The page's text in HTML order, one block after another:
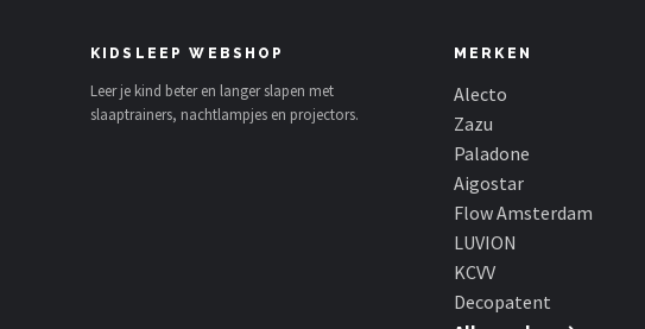
Paladone
Aigostar
KIDSLEEP WEBSHOP
Leer je kind beter en langer slapen met
slaaptrainers, nachtlampjes en projectors.
MERKEN
Alecto
Zazu
Paladone
Aigostar
Flow Amsterdam
LUVION
KCVV
Decopatent